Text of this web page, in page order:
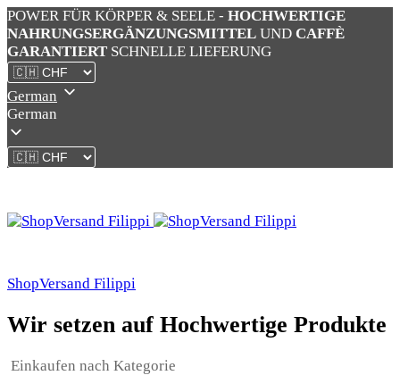
POWER FÜR KÖRPER & SEELE - HOCHWERTIGE
NAHRUNGSERGÄNZUNGSMITTEL UND CAFFÈ
GARANTIERT SCHNELLE LIEFERUNG
German
German
ShopVersand Filippi
Wir setzen auf Hochwertige Produkte
Einkaufen nach Kategorie